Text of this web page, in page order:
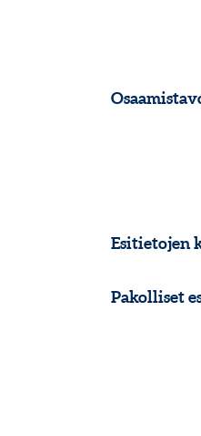
Esitietojen
Pakolliset